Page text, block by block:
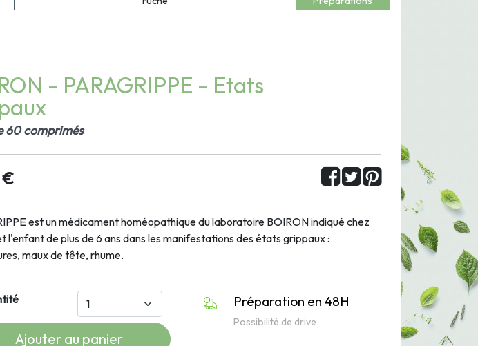
- PARAGRIPPE - Etats
60 comprimés
€
est un médicament homéopathique du laboratoire BOIRON indiqué chez
l'enfant de plus de 6 ans dans les manifestations des états grippaux :
maux de tête, rhume.
Ajouter au panier
Préparation en 48H
Possibilité de drive